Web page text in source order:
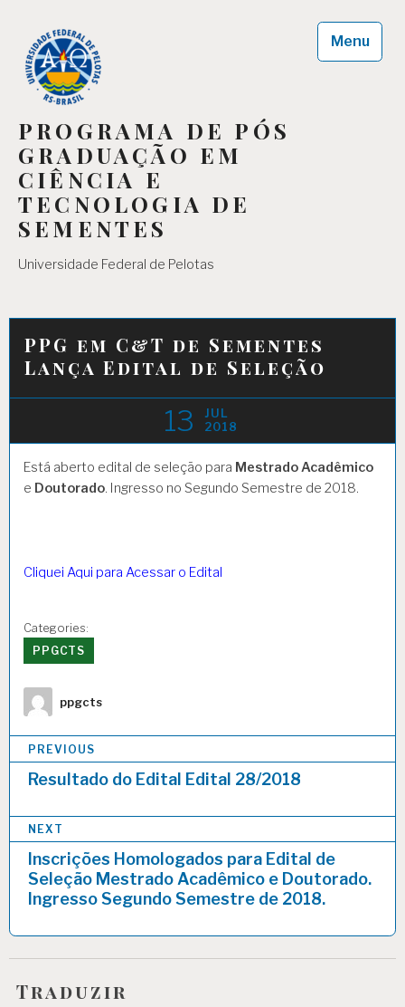
content
PROGRAMA DE PÓS
GRADUAÇÃO EM
CIÊNCIA E
TECNOLOGIA DE
SEMENTES
Universidade Federal de Pelotas
Menu
PPG em C&T de Sementes
Lança Edital de Seleção
13
JUL
2018
Está aberto edital de seleção para Mestrado Acadêmico
e Doutorado. Ingresso no Segundo Semestre de 2018.
Cliquei Aqui para Acessar o Edital
Categories:
PPGCTS
Author
ppgcts
Navegação
de
Post
PREVIOUS
Resultado do Edital Edital 28/2018
NEXT
Inscrições Homologados para Edital de
Seleção Mestrado Acadêmico e Doutorado.
Ingresso Segundo Semestre de 2018.
Traduzir